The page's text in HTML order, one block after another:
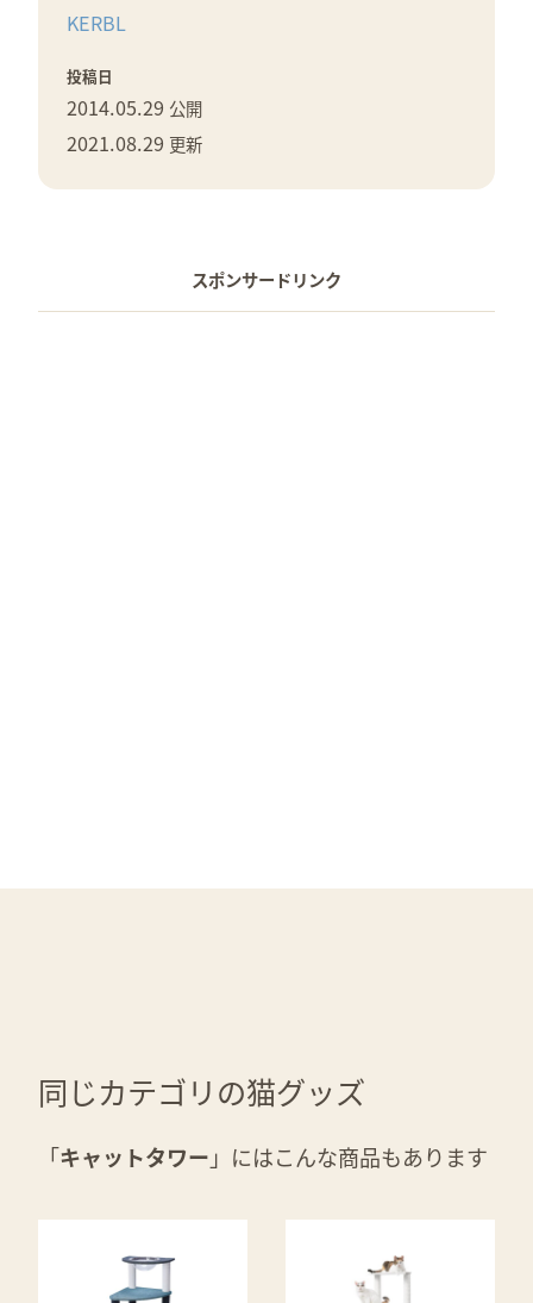
KERBL
投稿日
2014.05.29 公開
2021.08.29 更新
スポンサードリンク
同じカテゴリの猫グッズ
「キャットタワー 」にはこんな商品もあります